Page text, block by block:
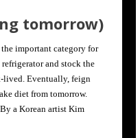
tomorrow)
important category for
and stock the
lived. Eventually, feign
diet from tomorrow.
a Korean artist Kim